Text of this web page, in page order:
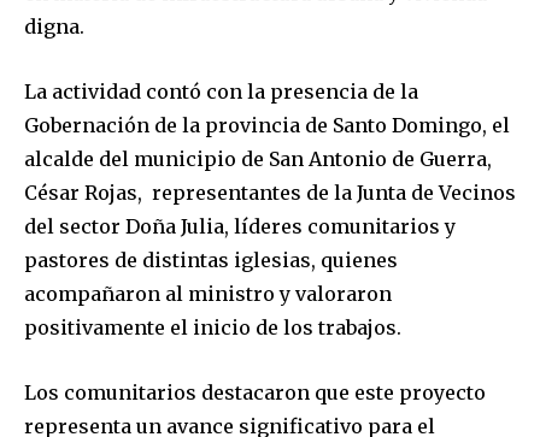
digna.
La actividad contó con la presencia de la
Gobernación de la provincia de Santo Domingo, el
alcalde del municipio de San Antonio de Guerra,
César Rojas, representantes de la Junta de Vecinos
del sector Doña Julia, líderes comunitarios y
pastores de distintas iglesias, quienes
acompañaron al ministro y valoraron
positivamente el inicio de los trabajos.
Los comunitarios destacaron que este proyecto
representa un avance significativo para el